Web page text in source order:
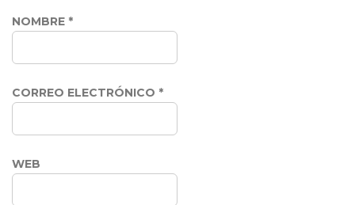
NOMBRE *
CORREO ELECTRÓNICO *
WEB